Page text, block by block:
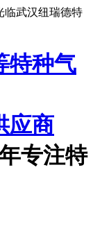
临武汉纽瑞德特
应商
专注特